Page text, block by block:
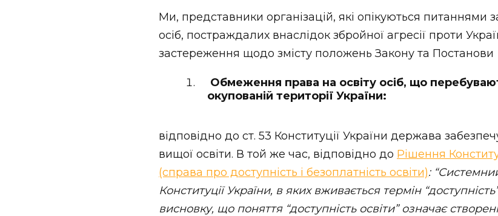
Ми, представники організацій, які опікуються питаннями
осіб, постраждалих внаслідок збройної агресії проти
застереження щодо змісту положень Закону та
Обмеження права на освіту осіб, що
окупованій території України:
відповідно до ст. 53 Конституції України держава
вищої освіти. В той же час, відповідно до Рішення
(справа про доступність і безоплатність освіти):
Конституції України, в яких вживається термін
висновку, що поняття “доступність освіти” означає